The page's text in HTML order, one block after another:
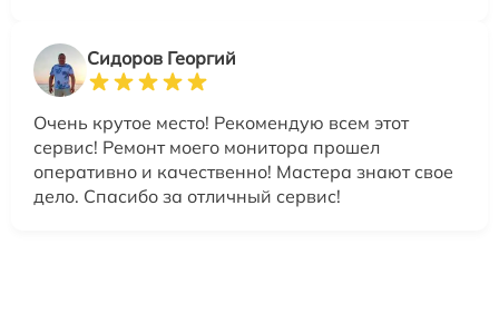
Сидоров Георгий
Очень крутое место! Рекомендую всем этот
сервис! Ремонт моего монитора прошел
оперативно и качественно! Мастера знают свое
дело. Спасибо за отличный сервис!